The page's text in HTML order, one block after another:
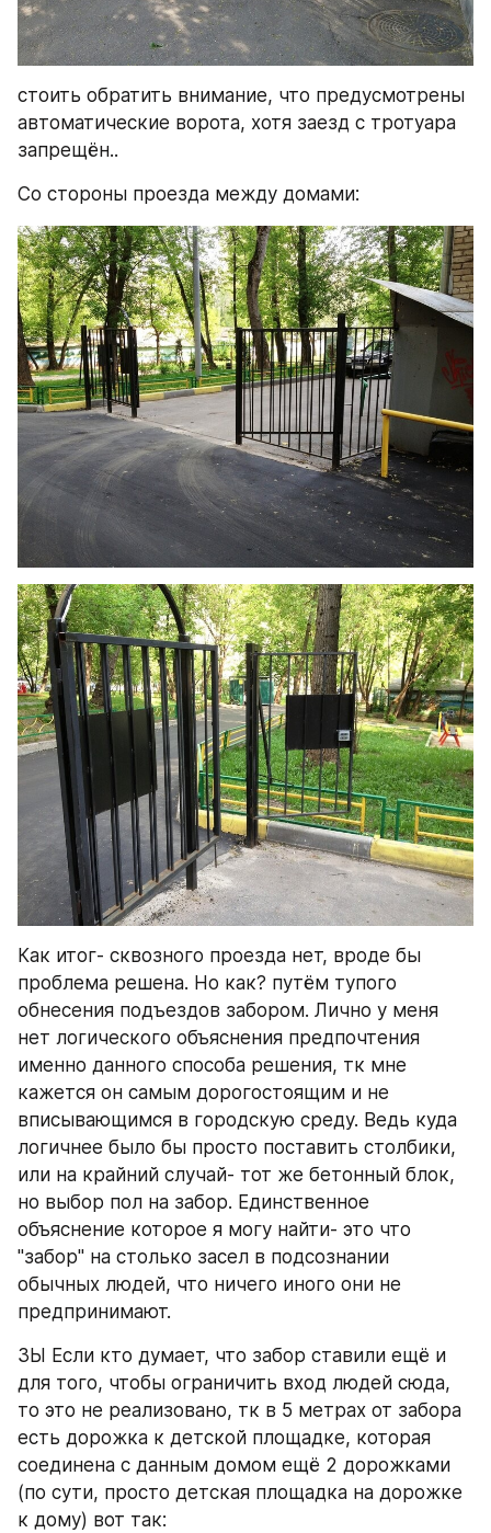
стоить обратить внимание, что предусмотрены
автоматические ворота, хотя заезд с тротуара
запрещён..
Со стороны проезда между домами:
Как итог- сквозного проезда нет, вроде бы
проблема решена. Но как? путём тупого
обнесения подъездов забором. Лично у меня
нет логического объяснения предпочтения
именно данного способа решения, тк мне
кажется он самым дорогостоящим и не
вписывающимся в городскую среду. Ведь куда
логичнее было бы просто поставить столбики,
или на крайний случай- тот же бетонный блок,
но выбор пол на забор. Единственное
объяснение которое я могу найти- это что
"забор" на столько засел в подсознании
обычных людей, что ничего иного они не
предпринимают.
ЗЫ Если кто думает, что забор ставили ещё и
для того, чтобы ограничить вход людей сюда,
то это не реализовано, тк в 5 метрах от забора
есть дорожка к детской площадке, которая
соединена с данным домом ещё 2 дорожками
(по сути, просто детская площадка на дорожке
к дому) вот так: